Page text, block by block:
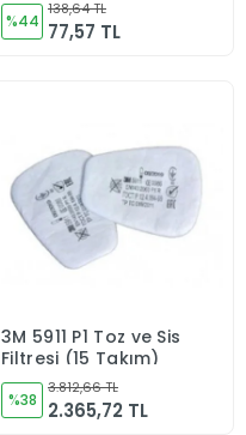
%44
138,64 TL
77,57 TL
Sepete Ekle
3M 5911 P1 Toz ve Sis
Filtresi (15 Takım)
%38
3.812,66 TL
2.365,72 TL